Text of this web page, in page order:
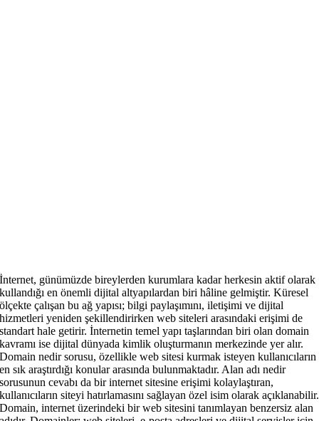
İnternet, günümüzde bireylerden kurumlara kadar herkesin aktif olarak
kullandığı en önemli dijital altyapılardan biri hâline gelmiştir. Küresel
ölçekte çalışan bu ağ yapısı; bilgi paylaşımını, iletişimi ve dijital
hizmetleri yeniden şekillendirirken web siteleri arasındaki erişimi de
standart hale getirir. İnternetin temel yapı taşlarından biri olan domain
kavramı ise dijital dünyada kimlik oluşturmanın merkezinde yer alır.
Domain nedir sorusu, özellikle web sitesi kurmak isteyen kullanıcıların
en sık araştırdığı konular arasında bulunmaktadır. Alan adı nedir
sorusunun cevabı da bir internet sitesine erişimi kolaylaştıran,
kullanıcıların siteyi hatırlamasını sağlayan özel isim olarak açıklanabilir.
Domain, internet üzerindeki bir web sitesini tanımlayan benzersiz alan